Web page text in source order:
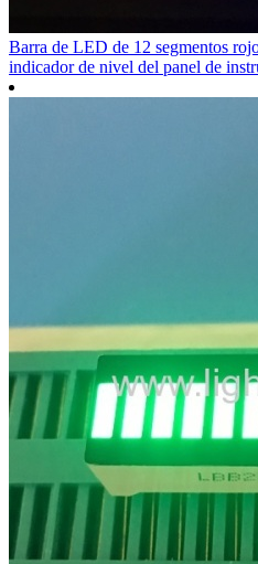
Barra de LED de 12 segmentos
indicador de nivel del panel de